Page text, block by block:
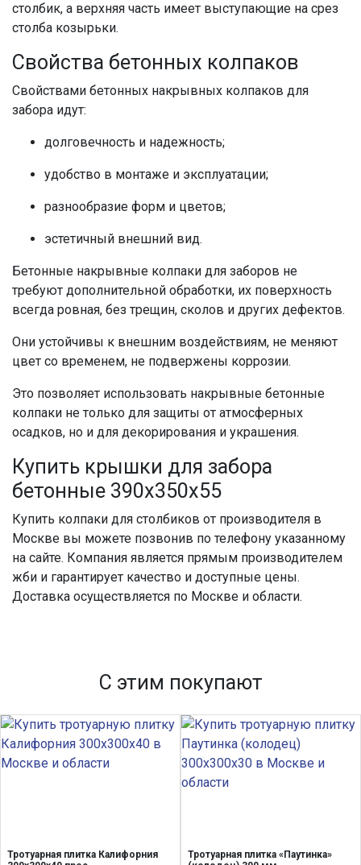
столбик, а верхняя часть имеет выступающие на срез
столба козырьки.
Свойства бетонных колпаков
Свойствами бетонных накрывных колпаков для
забора идут:
долговечность и надежность;
удобство в монтаже и эксплуатации;
разнообразие форм и цветов;
эстетичный внешний вид.
Бетонные накрывные колпаки для заборов не
требуют дополнительной обработки, их поверхность
всегда ровная, без трещин, сколов и других дефектов.
Они устойчивы к внешним воздействиям, не меняют
цвет со временем, не подвержены коррозии.
Это позволяет использовать накрывные бетонные
колпаки не только для защиты от атмосферных
осадков, но и для декорирования и украшения.
Купить крышки для забора
бетонные 390х350х55
Купить колпаки для столбиков от производителя в
Москве вы можете позвонив по телефону указанному
на сайте. Компания является прямым производителем
жби и гарантирует качество и доступные цены.
Доставка осуществляется по Москве и области.
С этим покупают
Тротуарная плитка Калифорния
Тротуарная плитка «Паутинка»